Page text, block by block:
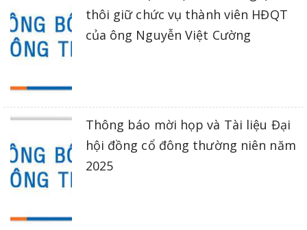
thôi giữ chức vụ thành viên HĐQT
của ông Nguyễn Việt Cường
Thông báo mời họp và Tài liệu Đại
hội đồng cổ đông thường niên năm
2025